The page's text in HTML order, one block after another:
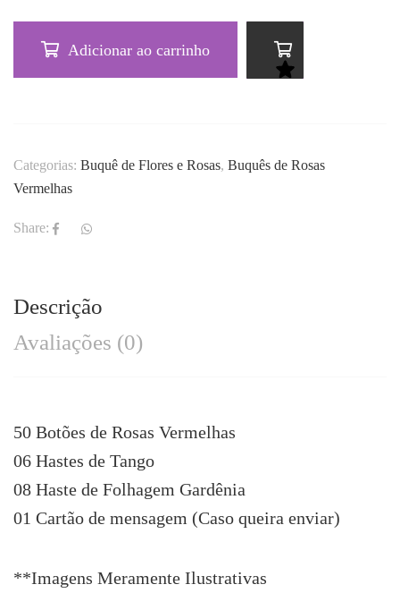
Adicionar ao carrinho
Categorias: Buquê de Flores e Rosas, Buquês de Rosas
Vermelhas
Share:
Descrição
Avaliações (0)
50 Botões de Rosas Vermelhas
06 Hastes de Tango
08 Haste de Folhagem Gardênia
01 Cartão de mensagem (Caso queira enviar)
**Imagens Meramente Ilustrativas